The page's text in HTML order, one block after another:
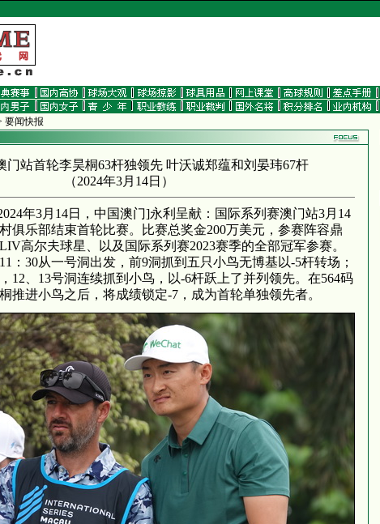
要闻快报
门站首轮李昊桐63杆独领先 叶沃诚郑蕴和刘晏玮67杆
（2024年3月14日 ）
年3月14日，中国澳门]永利呈献：国际系列赛澳门站3月14
俱乐部结束首轮比赛。比赛总奖金200万美元，参赛阵容鼎
高尔夫球星、以及国际系列赛2023赛季的全部冠军参赛。
：30从一号洞出发，前9洞抓到五只小鸟无博基以-5杆转场；
12、13号洞连续抓到小鸟，以-6杆跃上了并列领先。在564码
推进小鸟之后，将成绩锁定-7，成为首轮单独领先者。